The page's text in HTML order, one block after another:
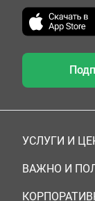
УСЛУГИ И
Анализы
Комплексы
ВАЖНО И
Документы